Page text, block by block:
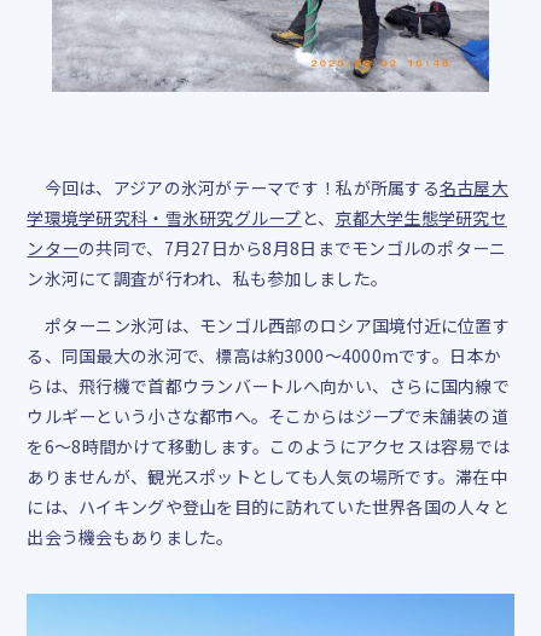
今回は、アジアの氷河がテーマです！私が所属する名古屋大
学環境学研究科・雪氷研究グループ と、 京都大学生態学研究セ
ンターの共同で、 7月27 日から8月8日までモンゴルのポターニ
ン氷河にて調査が行われ、私も参加しました。
ポターニン氷河は、モンゴル西部のロシア国境付近に位置す
る、同国最大の氷河で、標高は約3000〜4000mです。日本か
らは、飛行機で首都ウランバートルへ向かい、さらに国内線で
ウルギーという小さな都市へ。そこからはジープで未舗装の道
を6〜8時間かけて移動します。このようにアクセスは容易では
ありませんが、観光スポットとしても人気の場所です。滞在中
には、ハイキングや登山を目的に訪れていた世界各国の人々と
出会う機会もありました。